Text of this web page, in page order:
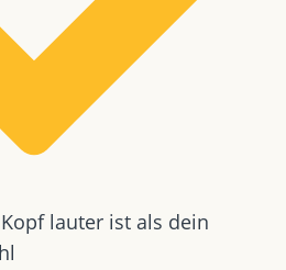
lauter ist als dein